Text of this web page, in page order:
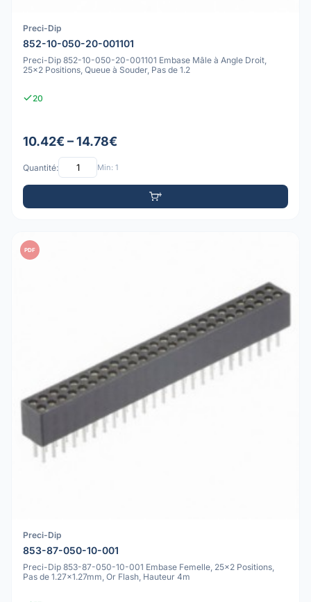
Preci-Dip
852-10-050-20-001101
Preci-Dip 852-10-050-20-001101 Embase Mâle à Angle Droit,
25x2 Positions, Queue à Souder, Pas de 1.2
20
10.42€ – 14.78€
Quantité: Min: 1
PDF
Preci-Dip
853-87-050-10-001
Preci-Dip 853-87-050-10-001 Embase Femelle, 25x2 Positions,
Pas de 1.27x1.27mm, Or Flash, Hauteur 4m